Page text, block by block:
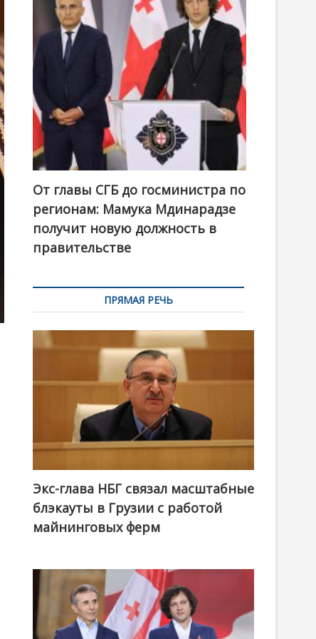
o
От главы СГБ до госминистра по
регионам: Мамука Мдинарадзе
получит новую должность в
правительстве
ПРЯМАЯ РЕЧЬ
Экс-глава НБГ связал масштабные
блэкауты в Грузии с работой
майнинговых ферм